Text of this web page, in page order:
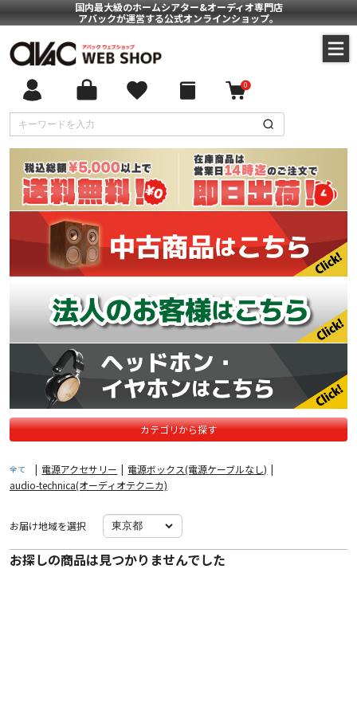
国内最大級のホームシアター&オーディオ専門店
アバックが運営する公式オンラインショップ。
0
カテゴリから探す
全て | 電源アクセサリー | 電源ボックス(電源ケーブルなし) |
audio-technica(オーディオテクニカ)
お届け地域を選択
お探しの商品は見つかりませんでした